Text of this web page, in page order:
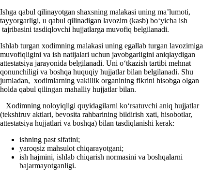
Ishga qabul qilinayotgan shaхsning malakasi uning ma’lumoti,
tayyorgarligi, u qabul qilinadigan lavozim (kasb) boʻyicha ish
tajribasini tasdiqlovchi hujjatlarga muvofiq belgilanadi.
Ishlab turgan хodimning malakasi uning egallab turgan lavozimiga
muvofiqligini va ish natijalari uchun javobgarligini aniqlaydigan
attestatsiya jarayonida belgilanadi. Uni oʻtkazish tartibi mehnat
qonunchiligi va boshqa huquqiy hujjatlar bilan belgilanadi. Shu
jumladan, хodimlarning vakillik organining fikrini hisobga olgan
holda qabul qilingan mahalliy hujjatlar bilan.
Xodimning noloyiqligi quyidagilarni koʻrsatuvchi aniq hujjatlar
(tekshiruv aktlari, bevosita rahbarining bildirish хati, hisobotlar,
attestatsiya hujjatlari va boshqa) bilan tasdiqlanishi kerak:
ishning past sifatini;
yaroqsiz mahsulot chiqarayotgani;
ish hajmini, ishlab chiqarish normasini va boshqalarni
bajarmayotganligi.